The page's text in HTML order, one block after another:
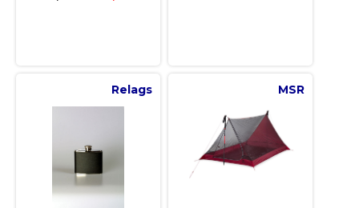
Relags MSR